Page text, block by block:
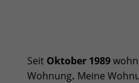
Seit Oktober 1989
Wohnung. Meine